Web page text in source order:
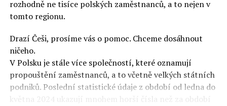
praní peněz či jinou nelegální činnost.“
Tuskova čísla jsou ale ujetá i jinde, pokračoval
Ziemkiewicz. „Ve vládní aféře PiS kolem vydávání víz
Tusk tvrdil, že za vlády dnešní opozice se nelegálně
prodalo 600 000 víz do Polska. Byla na to dokonce
vytvořena parlamentní vyšetřovací komise, která přišla
ale pouze na to, že 220 víz do Polska bylo
prostřednictvím úplatků uspíšeno, tedy že víza byla
rozhodně ne tisíce polských zaměstnanců, a to nejen v
tomto regionu.
Drazí Češi, prosíme vás o pomoc. Chceme dosáhnout
ničeho.
V Polsku je stále více společností, které oznamují
propouštění zaměstnanců, a to včetně velkých státních
podniků. Poslední statistické údaje z období od ledna do
května 2024 ukazují mnohem horší čísla než za období